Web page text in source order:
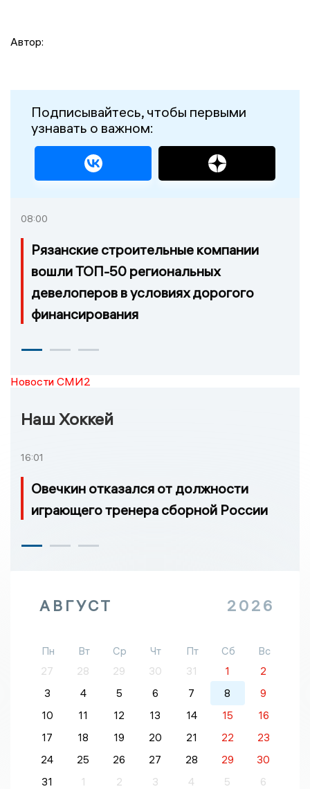
Автор:
Подписывайтесь, чтобы первыми
узнавать о важном:
08:00
Рязанские строительные компании
вошли ТОП-50 региональных
девелоперов в условиях дорогого
финансирования
Новости СМИ2
Наш Хоккей
16:01
Овечкин отказался от должности
играющего тренера сборной России
АВГУСТ 2026
Пн Вт Ср Чт Пт Сб
Вс
27
28 29 30 31 1
2
3
4 5 6 7 8
9
10
11 12 13 14 15
16
17
18 19 20 21 22
23
24
25 26 27 28 29
30
31
1 2 3 4 5 6